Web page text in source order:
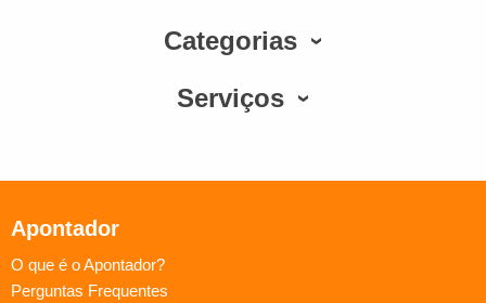
Categorias
Serviços
Apontador
O que é o Apontador?
Perguntas Frequentes